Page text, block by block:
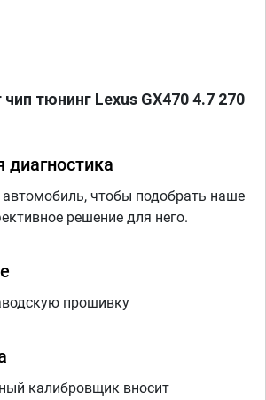
тюнинг Lexus GX470 4.7 270
диагностика
чтобы подобрать наше
решение для него.
прошивку
калибровщик вносит